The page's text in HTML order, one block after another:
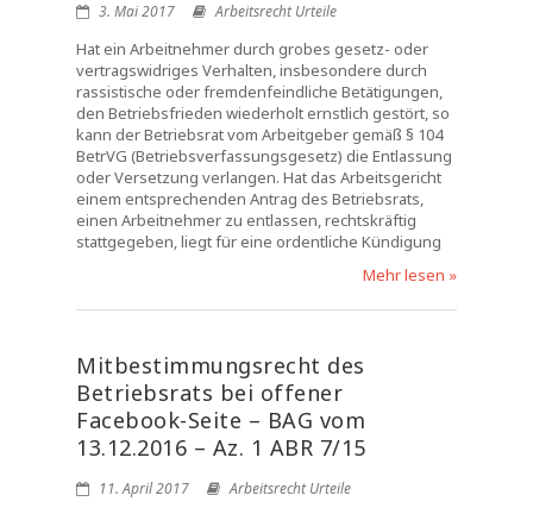
3. Mai 2017 Arbeitsrecht Urteile
Hat ein Arbeitnehmer durch grobes gesetz- oder
vertragswidriges Verhalten, insbesondere durch
rassistische oder fremdenfeindliche Betätigungen,
den Betriebsfrieden wiederholt ernstlich gestört, so
kann der Betriebsrat vom Arbeitgeber gemäß § 104
BetrVG (Betriebsverfassungsgesetz) die Entlassung
oder Versetzung verlangen. Hat das Arbeitsgericht
einem entsprechenden Antrag des Betriebsrats,
einen Arbeitnehmer zu entlassen, rechtskräftig
stattgegeben, liegt für eine ordentliche Kündigung
Mehr lesen »
Mitbestimmungsrecht des
Betriebsrats bei offener
Facebook-Seite – BAG vom
13.12.2016 – Az. 1 ABR 7/15
11. April 2017 Arbeitsrecht Urteile